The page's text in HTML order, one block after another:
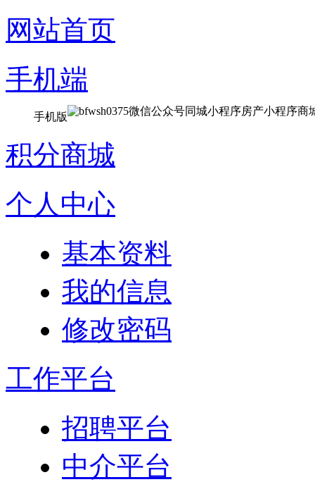
网站首页
手机端
手机版 微信公众号同城小程序房产小程序商
积分商城
个人中心
基本资料
我的信息
修改密码
工作平台
招聘平台
中介平台